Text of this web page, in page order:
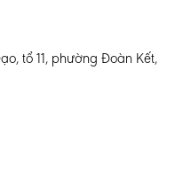
tổ 11, phường Đoàn Kết,